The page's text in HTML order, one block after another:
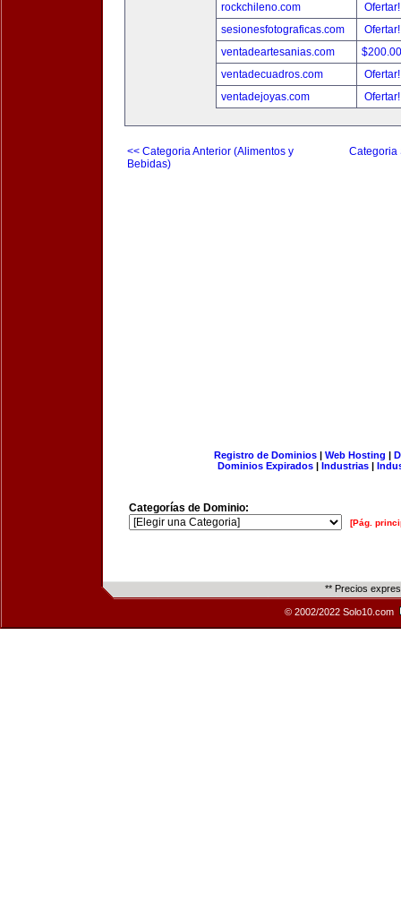
rockchileno.com
sesionesfotograficas.com
ventadeartesanias.com
ventadecuadros.com
ventadejoyas.com
<< Categoria Anterior (Alimentos y
Bebidas)
Categoria
Registro de Dominios| Web Hosting |
Dominios Expirados | Industrias |
Categorías de Dominio:
[Pág.
** Precios
© 2002/2022 Solo10.com